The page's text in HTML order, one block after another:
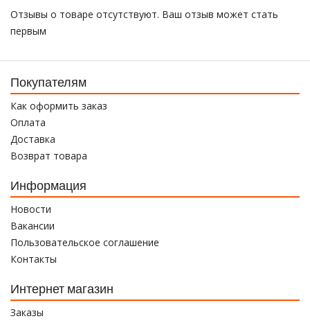
Отзывы о товаре отсутствуют. Ваш отзыв может стать
первым
Покупателям
Как оформить заказ
Оплата
Доставка
Возврат товара
Информация
Новости
Вакансии
Пользовательское соглашение
Контакты
Интернет магазин
Заказы